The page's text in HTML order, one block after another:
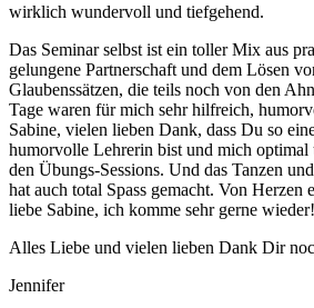
wirklich wundervoll und tiefgehend.
Das Seminar selbst ist ein toller Mix aus
gelungene Partnerschaft und dem Lösen
Glaubenssätzen, die teils noch von den
Tage waren für mich sehr hilfreich,
Sabine, vielen lieben Dank, dass Du so
humorvolle Lehrerin bist und mich optimal
den Übungs-Sessions. Und das Tanzen
hat auch total Spass gemacht. Von Herzen
liebe Sabine, ich komme sehr gerne wieder!
Alles Liebe und vielen lieben Dank Dir
Jennifer